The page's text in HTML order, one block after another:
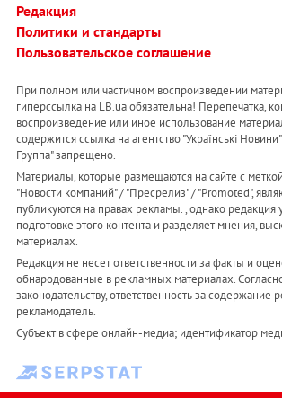
Редакция
Политики и стандарты
Пользовательское соглашение
При полном или частичном воспроизведении
гиперссылка на LB.ua обязательна! Перепечатка,
воспроизведение или иное использование
содержится ссылка на агентство "Українськi
Группа" запрещено.
Материалы, которые размещаются на сайте с
"Новости компаний" / "Пресрелиз" / "Promoted",
публикуются на правах рекламы. , однако редакция
подготовке этого контента и разделяет мнения,
материалах.
Редакция не несет ответственности за факты и
обнародованные в рекламных материалах.
законодательству, ответственность за содержание
рекламодатель.
Субъект в сфере онлайн-медиа; идентификатор